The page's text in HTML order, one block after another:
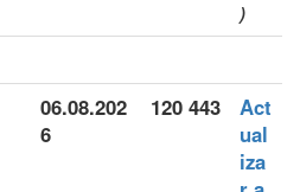
)
06.08.202
6
120 443
Act
ual
iza